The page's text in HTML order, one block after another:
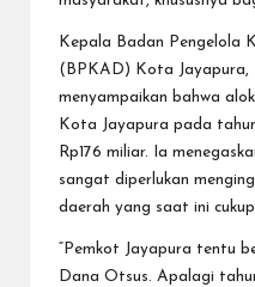
Kepala Badan Pengelola
(BPKAD) Kota Jayapura,
menyampaikan bahwa
Kota Jayapura pada
Rp176 miliar. Ia
sangat diperlukan
daerah yang saat ini
“Pemkot Jayapura tentu
Dana Otsus. Apalagi